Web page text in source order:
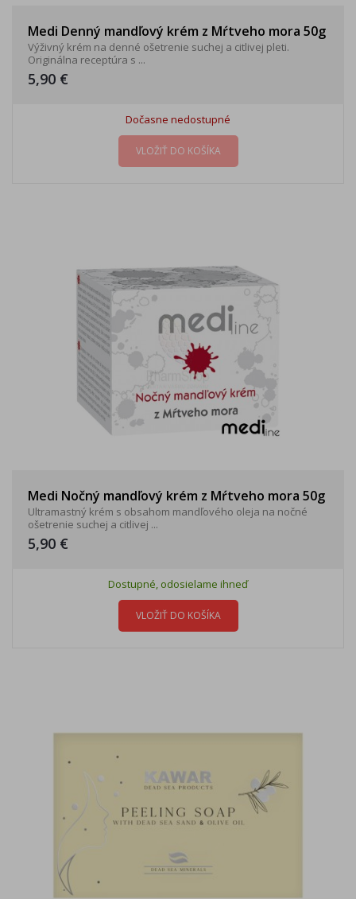
Medi Denný mandľový krém z Mŕtveho mora 50g
Výživný krém na denné ošetrenie suchej a citlivej pleti.
Originálna receptúra s ...
5,90 €
Dočasne nedostupné
VLOŽIŤ DO KOŠÍKA
Medi Nočný mandľový krém z Mŕtveho mora 50g
Ultramastný krém s obsahom mandľového oleja na nočné
ošetrenie suchej a citlivej ...
5,90 €
Dostupné, odosielame ihneď
VLOŽIŤ DO KOŠÍKA